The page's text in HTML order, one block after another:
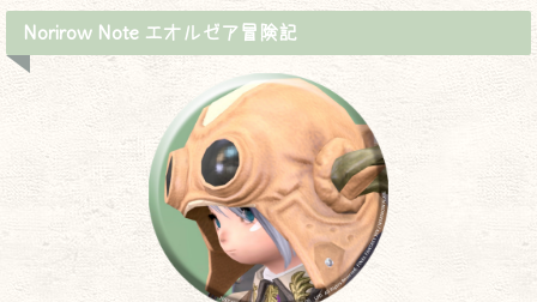
Norirow Note エオルゼア冒険記